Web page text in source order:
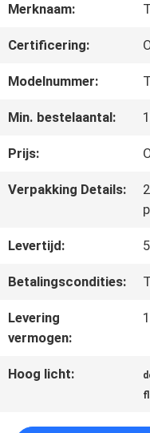
CONTACTEER
ONS
NIEUWS
ALLE
GEVALLEN
SHOW
SITEMAP
Merknaam:
Certificering:
Modelnummer:
Min. bestelaantal:
Prijs:
Verpakking Details:
Levertijd:
Betalingscondities:
Levering
vermogen:
Hoog licht: